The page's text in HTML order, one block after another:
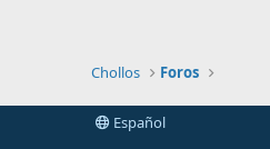
Chollos Foros
Español